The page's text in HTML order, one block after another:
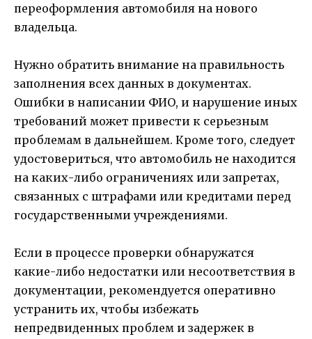
переоформления автомобиля на нового
владельца.
Нужно обратить внимание на правильность
заполнения всех данных в документах.
Ошибки в написании ФИО, и нарушение иных
требований может привести к серьезным
проблемам в дальнейшем. Кроме того, следует
удостовериться, что автомобиль не находится
на каких-либо ограничениях или запретах,
связанных с штрафами или кредитами перед
государственными учреждениями.
Если в процессе проверки обнаружатся
какие-либо недостатки или несоответствия в
документации, рекомендуется оперативно
устранить их, чтобы избежать
непредвиденных проблем и задержек в